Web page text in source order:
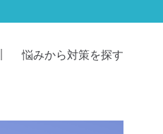
悩みから対策を探す